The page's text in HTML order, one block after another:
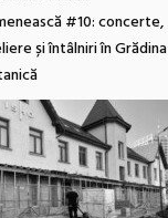
#10: concerte,
și întâlniri în Grădina